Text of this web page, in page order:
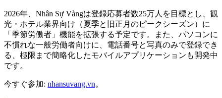
2026年、Nhân Sự Vàngは登録応募者数25万人を目標とし、観
光・ホテル業界向け（夏季と旧正月のピークシーズン）に
「季節労働者」機能を拡張する予定です。また、パソコンに
不慣れな一般労働者向けに、電話番号と写真のみで登録でき
る、極限まで簡略化したモバイルアプリケーションも開発中
です。
今すぐ参加: nhansuvang.vn。